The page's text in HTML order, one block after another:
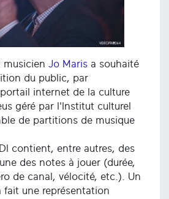
musicien Jo Maris a souhaité
du public, par
internet de la culture
géré par l'Institut culturel
de partitions de musique
contient, entre autres, des
des notes à jouer (durée,
de canal, vélocité, etc.). Un
fait une représentation